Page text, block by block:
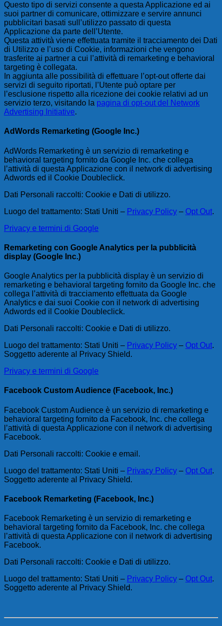
Questo tipo di servizi consente a questa Applicazione ed ai
suoi partner di comunicare, ottimizzare e servire annunci
pubblicitari basati sull’utilizzo passato di questa
Applicazione da parte dell’Utente.
Questa attività viene effettuata tramite il tracciamento dei Dati
di Utilizzo e l’uso di Cookie, informazioni che vengono
trasferite ai partner a cui l’attività di remarketing e behavioral
targeting è collegata.
In aggiunta alle possibilità di effettuare l’opt-out offerte dai
servizi di seguito riportati, l’Utente può optare per
l’esclusione rispetto alla ricezione dei cookie relativi ad un
servizio terzo, visitando la pagina di opt-out del Network
Advertising Initiative.
AdWords Remarketing (Google Inc.)
AdWords Remarketing è un servizio di remarketing e
behavioral targeting fornito da Google Inc. che collega
l’attività di questa Applicazione con il network di advertising
Adwords ed il Cookie Doubleclick.
Dati Personali raccolti: Cookie e Dati di utilizzo.
Luogo del trattamento: Stati Uniti – Privacy Policy – Opt Out.
Privacy e termini di Google
Remarketing con Google Analytics per la pubblicità
display (Google Inc.)
Google Analytics per la pubblicità display è un servizio di
remarketing e behavioral targeting fornito da Google Inc. che
collega l’attività di tracciamento effettuata da Google
Analytics e dai suoi Cookie con il network di advertising
Adwords ed il Cookie Doubleclick.
Dati Personali raccolti: Cookie e Dati di utilizzo.
Luogo del trattamento: Stati Uniti – Privacy Policy – Opt Out.
Soggetto aderente al Privacy Shield.
Privacy e termini di Google
Facebook Custom Audience (Facebook, Inc.)
Facebook Custom Audience è un servizio di remarketing e
behavioral targeting fornito da Facebook, Inc. che collega
l’attività di questa Applicazione con il network di advertising
Facebook.
Dati Personali raccolti: Cookie e email.
Luogo del trattamento: Stati Uniti – Privacy Policy – Opt Out.
Soggetto aderente al Privacy Shield.
Facebook Remarketing (Facebook, Inc.)
Facebook Remarketing è un servizio di remarketing e
behavioral targeting fornito da Facebook, Inc. che collega
l’attività di questa Applicazione con il network di advertising
Facebook.
Dati Personali raccolti: Cookie e Dati di utilizzo.
Luogo del trattamento: Stati Uniti – Privacy Policy – Opt Out.
Soggetto aderente al Privacy Shield.